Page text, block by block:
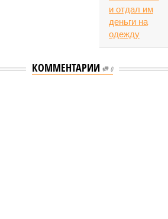
КОММЕНТАРИИ 0